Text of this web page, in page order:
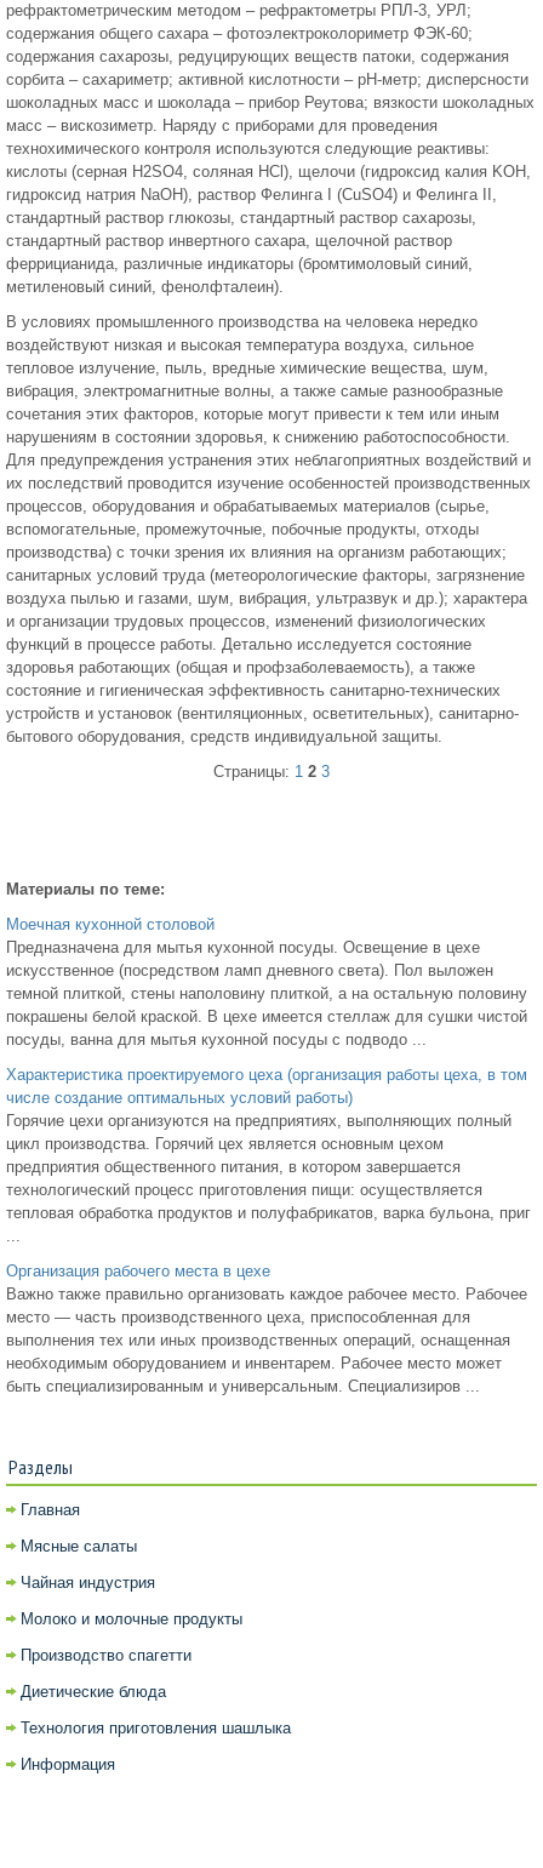
рефрактометрическим методом – рефрактометры РПЛ-3, УРЛ;
содержания общего сахара – фотоэлектроколориметр ФЭК-60;
содержания сахарозы, редуцирующих веществ патоки, содержания
сорбита – сахариметр; активной кислотности – pH-метр; дисперсности
шоколадных масс и шоколада – прибор Реутова; вязкости шоколадных
масс – вискозиметр. Наряду с приборами для проведения
технохимического контроля используются следующие реактивы:
кислоты (серная H2SO4, соляная HCl), щелочи (гидроксид калия KOH,
гидроксид натрия NaOH), раствор Фелинга I (CuSO4) и Фелинга II,
стандартный раствор глюкозы, стандартный раствор сахарозы,
стандартный раствор инвертного сахара, щелочной раствор
феррицианида, различные индикаторы (бромтимоловый синий,
метиленовый синий, фенолфталеин).
В условиях промышленного производства на человека нередко
воздействуют низкая и высокая температура воздуха, сильное
тепловое излучение, пыль, вредные химические вещества, шум,
вибрация, электромагнитные волны, а также самые разнообразные
сочетания этих факторов, которые могут привести к тем или иным
нарушениям в состоянии здоровья, к снижению работоспособности.
Для предупреждения устранения этих неблагоприятных воздействий и
их последствий проводится изучение особенностей производственных
процессов, оборудования и обрабатываемых материалов (сырье,
вспомогательные, промежуточные, побочные продукты, отходы
производства) с точки зрения их влияния на организм работающих;
санитарных условий труда (метеорологические факторы, загрязнение
воздуха пылью и газами, шум, вибрация, ультразвук и др.); характера
и организации трудовых процессов, изменений физиологических
функций в процессе работы. Детально исследуется состояние
здоровья работающих (общая и профзаболеваемость), а также
состояние и гигиеническая эффективность санитарно-технических
устройств и установок (вентиляционных, осветительных), санитарно-
бытового оборудования, средств индивидуальной защиты.
Страницы: 1 2 3
Материалы по теме:
Моечная кухонной столовой
Предназначена для мытья кухонной посуды. Освещение в цехе
искусственное (посредством ламп дневного света). Пол выложен
темной плиткой, стены наполовину плиткой, а на остальную половину
покрашены белой краской. В цехе имеется стеллаж для сушки чистой
посуды, ванна для мытья кухонной посуды с подводо ...
Характеристика проектируемого цеха (организация работы цеха, в том
числе создание оптимальных условий работы)
Горячие цехи организуются на предприятиях, выполняющих полный
цикл производства. Горячий цех является основным цехом
предприятия общественного питания, в котором завершается
технологический процесс приготовления пищи: осуществляется
тепловая обработка продуктов и полуфабрикатов, варка бульона, приг
...
Организация рабочего места в цехе
Важно также правильно организовать каждое рабочее место. Рабочее
место — часть производственного цеха, приспособленная для
выполнения тех или иных производственных операций, оснащенная
необходимым оборудованием и инвентарем. Рабочее место может
быть специализированным и универсальным. Специализиров ...
Разделы
Главная
Мясные салаты
Чайная индустрия
Молоко и молочные продукты
Производство спагетти
Диетические блюда
Технология приготовления шашлыка
Информация